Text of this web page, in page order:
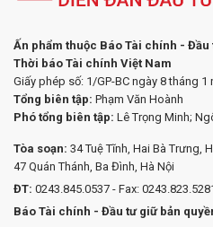
Ấn phẩm thuộc Báo Tài chính -
Thời báo Tài chính Việt Nam
Giấy phép số: 1/GP-BC ngày 8 tháng
Tổng biên tập: Phạm Văn Hoành
Phó tổng biên tập: Lê Trọng Minh;
Tòa soạn: 34 Tuệ Tĩnh, Hai Bà Trưng,
47 Quán Thánh, Ba Đình, Hà Nội
ĐT: 0243.845.0537 - Fax:
Báo Tài chính - Đầu tư giữ bản